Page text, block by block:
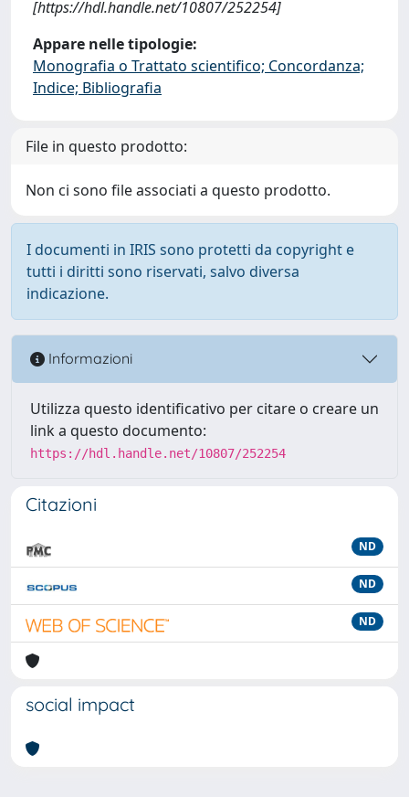
[https://hdl.handle.net/10807/252254]
Appare nelle tipologie:
Monografia o Trattato scientifico; Concordanza;
Indice; Bibliografia
File in questo prodotto:
Non ci sono file associati a questo prodotto.
I documenti in IRIS sono protetti da copyright e
tutti i diritti sono riservati, salvo diversa
indicazione.
Informazioni
Utilizza questo identificativo per citare o creare un
link a questo documento:
https://hdl.handle.net/10807/252254
Citazioni
ND
ND
ND
social impact